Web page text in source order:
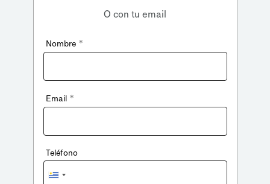
O con tu email
Nombre *
Email *
Teléfono
Uruguay